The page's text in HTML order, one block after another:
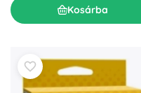
Kosárba